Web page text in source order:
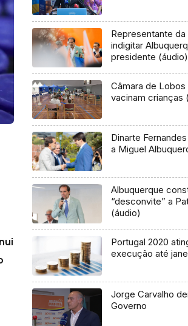
Representante da
indigitar
presidente (áudio)
Câmara de Lobos
vacinam crianças
Dinarte
a Miguel
Albuquerque
“desconvite” a
(áudio)
Portugal 2020
execução até
Jorge Carvalho
Governo